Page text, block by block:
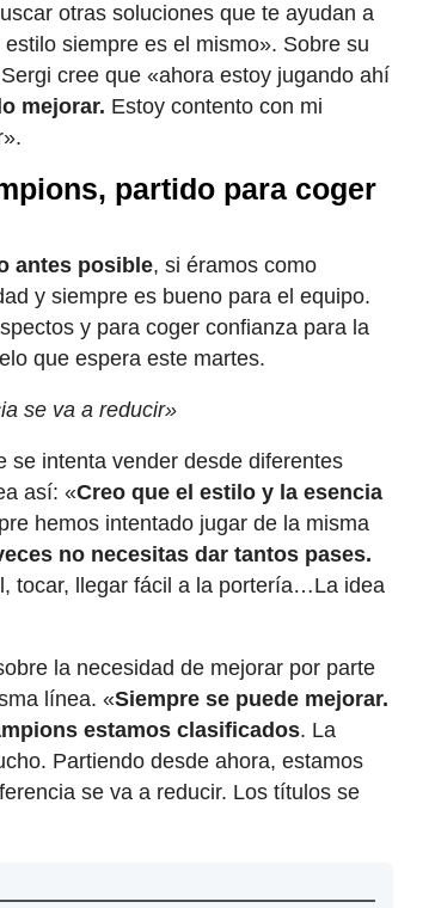
otras soluciones que te ayudan a
siempre es el mismo». Sobre su
cree que «ahora estoy jugando ahí
mejorar. Estoy contento con mi
partido para coger
antes posible, si éramos como
y siempre es bueno para el equipo.
y para coger confianza para la
que espera este martes.
se va a reducir»
se intenta vender desde diferentes
así: «Creo que el estilo y la esencia
hemos intentado jugar de la misma
no necesitas dar tantos pases.
tocar, llegar fácil a la portería…La idea
la necesidad de mejorar por parte
línea. «Siempre se puede mejorar.
estamos clasificados. La
Partiendo desde ahora, estamos
se va a reducir. Los títulos se